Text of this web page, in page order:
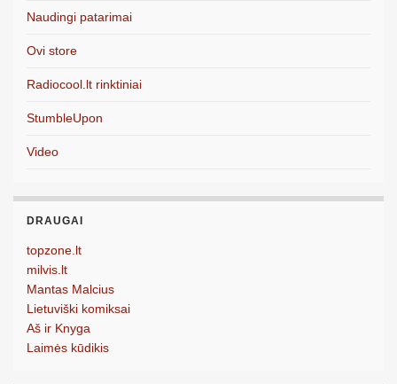
Naudingi patarimai
Ovi store
Radiocool.lt rinktiniai
StumbleUpon
Video
DRAUGAI
topzone.lt
milvis.lt
Mantas Malcius
Lietuviški komiksai
Aš ir Knyga
Laimės kūdikis